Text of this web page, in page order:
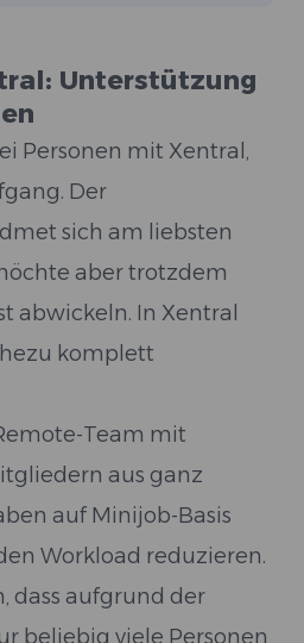
Unterstützung
Personen mit Xentral,
Der
sich am liebsten
aber trotzdem
abwickeln. In Xentral
komplett
Team mit
aus ganz
auf Minijob-Basis
Workload reduzieren.
dass aufgrund der
beliebig viele Personen